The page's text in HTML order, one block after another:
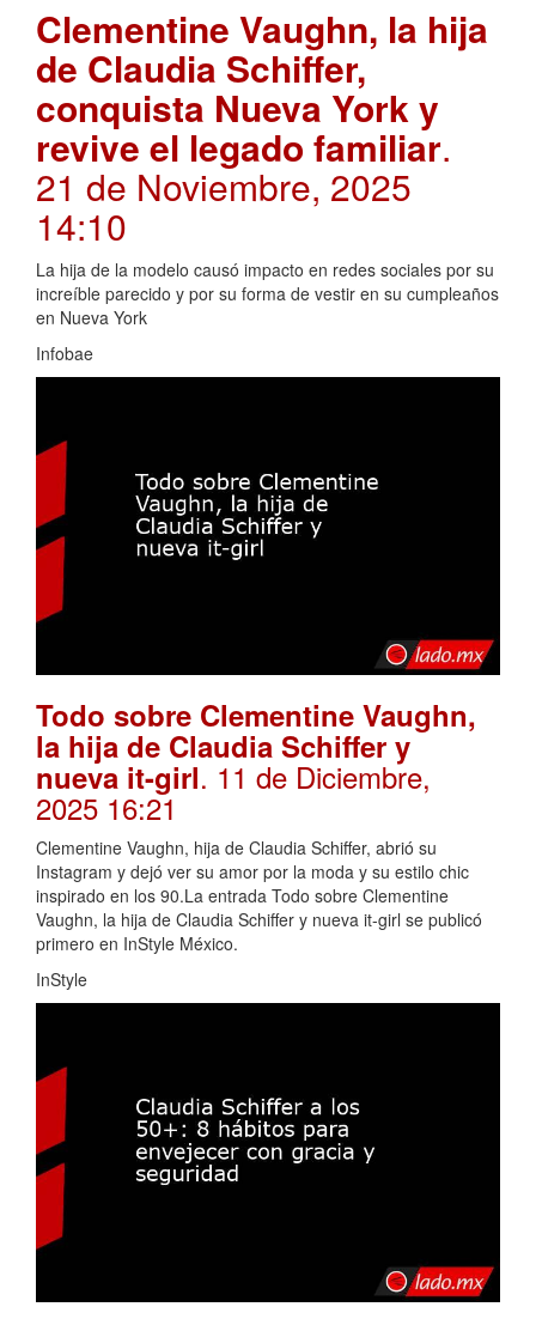
Clementine Vaughn, la hija
de Claudia Schiffer,
conquista Nueva York y
revive el legado familiar.
21 de Noviembre, 2025
14:10
La hija de la modelo causó impacto en redes sociales por su
increíble parecido y por su forma de vestir en su cumpleaños
en Nueva York
Infobae
Todo sobre Clementine Vaughn,
la hija de Claudia Schiffer y
nueva it-girl. 11 de Diciembre,
2025 16:21
Clementine Vaughn, hija de Claudia Schiffer, abrió su
Instagram y dejó ver su amor por la moda y su estilo chic
inspirado en los 90.La entrada Todo sobre Clementine
Vaughn, la hija de Claudia Schiffer y nueva it-girl se publicó
primero en InStyle México.
InStyle